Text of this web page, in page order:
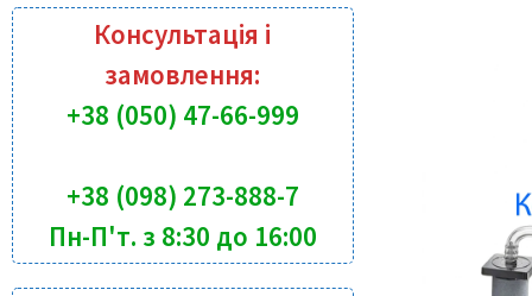
Консультація і
замовлення:
+38 (050) 47-66-999
+38 (098) 273-888-7
Пн-П'т. з 8:30 до 16:00